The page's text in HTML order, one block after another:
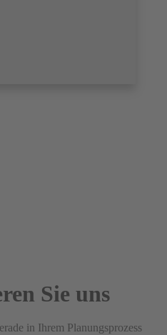
Sie uns
in Ihrem Planungsprozess